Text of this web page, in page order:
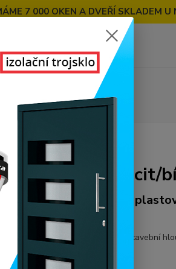
7 000 OKEN A DVEŘÍ SKLADEM U
antracit/bílá, 150x200
dveře antracit/
antracit/bílé
150x200 cm
6komorový profil stavební